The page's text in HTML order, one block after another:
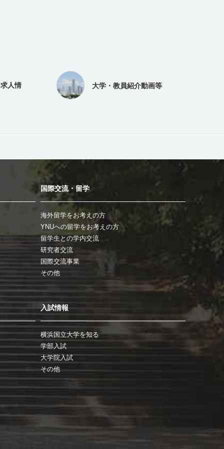
人情 大学・教員紹介動画等
国際交流・留学
海外留学をお考えの方
YNUへの留学をお考えの方
留学生との学内交流
研究者交流
国際交流事業
その他
入試情報
横浜国立大学を知る
学部入試
大学院入試
その他